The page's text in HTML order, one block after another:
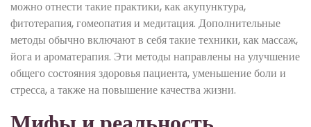
можно отнести такие практики, как акупунктура,
фитотерапия, гомеопатия и медитация. Дополнительные
методы обычно включают в себя такие техники, как массаж,
йога и ароматерапия. Эти методы направлены на улучшение
общего состояния здоровья пациента, уменьшение боли и
стресса, а также на повышение качества жизни.